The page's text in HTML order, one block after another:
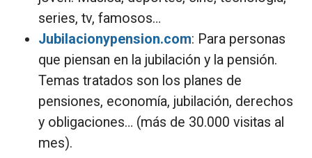
series, tv, famosos…
Jubilacionypension.com: Para personas
que piensan en la jubilación y la pensión.
Temas tratados son los planes de
pensiones, economía, jubilación, derechos
y obligaciones… (más de 30.000 visitas al
mes).